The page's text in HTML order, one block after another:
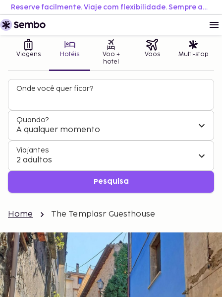
Reserve facilmente. Viaje com flexibilidade. Sempre ao melhor preço.
Viagens Hotéis
Voo +
hotel
Voos Multi-stop
Onde você quer ficar?
Quando?
A qualquer momento
Viajantes
2 adultos
Pesquisa
Home The Templasr Guesthouse